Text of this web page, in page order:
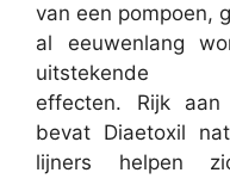
van een pompoen,
al eeuwenlang
uitstekende
effecten. Rijk aan
bevat Diaetoxil
lijners helpen